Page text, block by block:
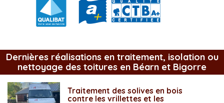
Dernières réalisations en traitement, isolation ou
nettoyage des toitures en Béarn et Bigorre
Traitement des solives en bois
contre les vrillettes et les